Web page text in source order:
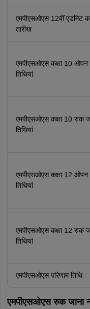
एमपीएसओएस 12वीं एडमिट
तारीख
एमपीएसओएस कक्षा 10 ओपन
तिथियां
एमपीएसओएस कक्षा 10 रुक
तिथियां
एमपीएसओएस कक्षा 12 ओपन
तिथियां
एमपीएसओएस कक्षा 12 रुक
तिथियां
एमपीएसओएस परिणाम तिथि
एमपीएसओएस रुक जाना